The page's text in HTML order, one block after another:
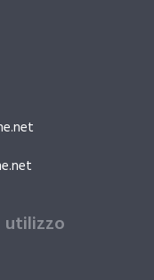
utilizzo